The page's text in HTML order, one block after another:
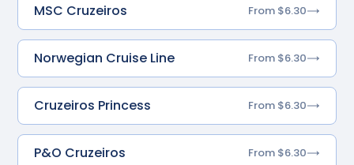
MSC Cruzeiros From $6.30
Norwegian Cruise Line From $6.30
Cruzeiros Princess From $6.30
P&O Cruzeiros From $6.30